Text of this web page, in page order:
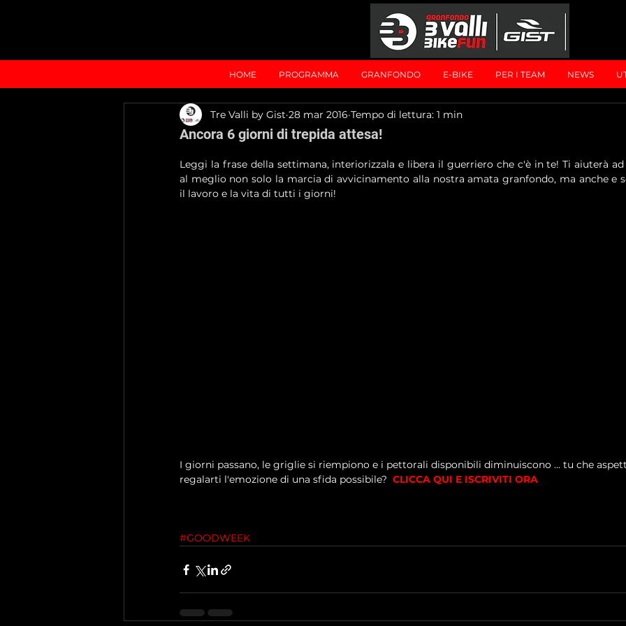
HOME PROGRAMMA GRANFONDO E-BIKE PER I TEAM NEWS
Ancora 6 giorni di trepida attesa!
Tre Valli by Gist 28 mar 2016 Tempo di lettura: 1 min
Leggi la frase della settimana, interiorizzala e libera il guerriero che c'è in te! Ti aiuterà
al meglio non solo la marcia di avvicinamento alla nostra amata granfondo, ma anche e
il lavoro e la vita di tutti i giorni!
I giorni passano, le griglie si riempiono e i pettorali disponibili diminuiscono ... tu che
regalarti l'emozione di una sfida possibile? CLICCA QUI E ISCRIVITI ORA
#GOODWEEK